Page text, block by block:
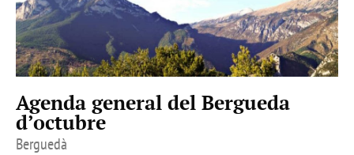
Agenda general del Bergueda
d’octubre
Berguedà